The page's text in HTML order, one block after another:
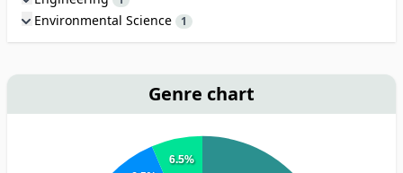
Environmental Science 1
Genre chart
6.5%